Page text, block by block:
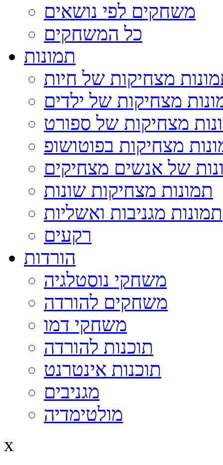
משחקים לפי נושאים
כל המשחקים
תמונות
מצחיקות של חיות
מצחיקות של ילדים
מצחיקות של ספורט
מצחיקות בפוטושופ
של אנשים מצחיקים
תמונות מצחיקות שונות
תמונות מגניבות ואשליות
רקעים
הורדות
משחקי נוסטלגיה
משחקים להורדה
משחקי דמו
תוכנות להורדה
תוכנות אינטרנט
מגניבים
מולטימדיה
x